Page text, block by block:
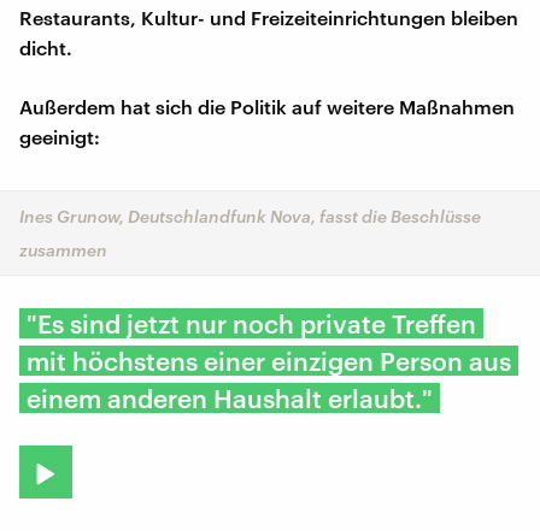
Restaurants, Kultur- und Freizeiteinrichtungen bleiben
dicht.
Außerdem hat sich die Politik auf weitere Maßnahmen
geeinigt:
Ines Grunow, Deutschlandfunk Nova, fasst die Beschlüsse
zusammen
"Es sind jetzt nur noch private Treffen
mit höchstens einer einzigen Person aus
einem anderen Haushalt erlaubt."